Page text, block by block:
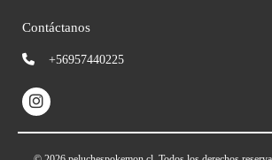
Contáctanos
+56957440225